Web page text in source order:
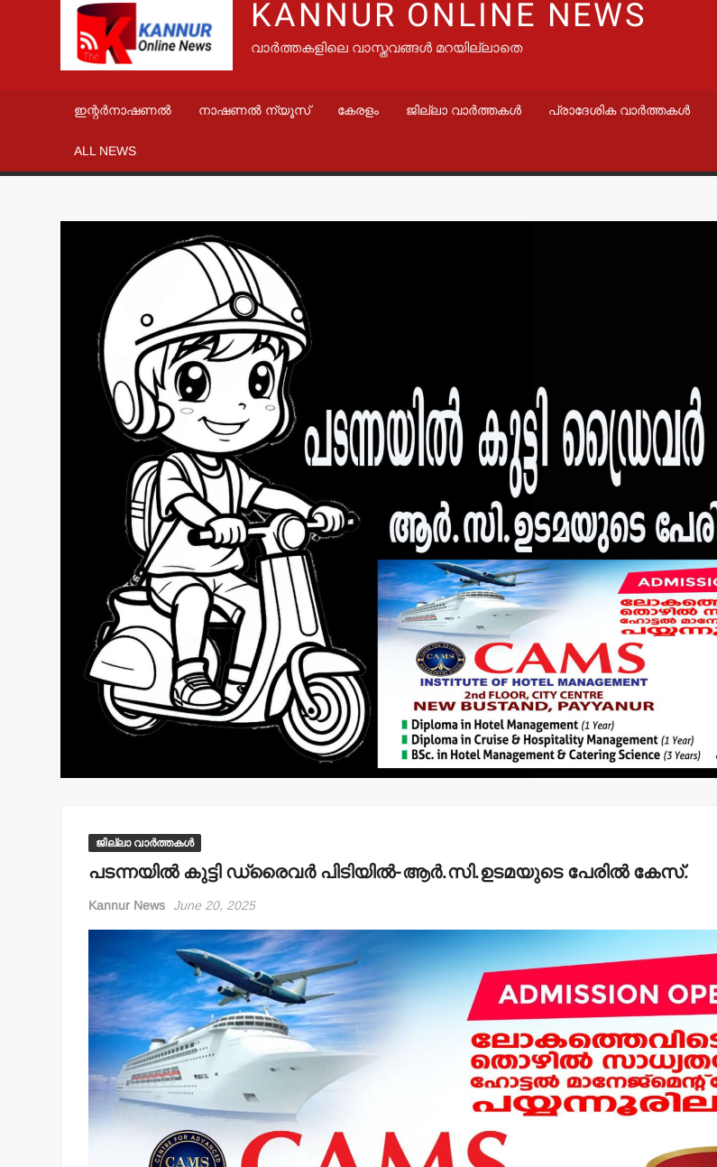
KANNUR ONLINE NEWS
വാർത്തകളിലെ വാസ്തവങ്ങൾ മറയില്ലാതെ
ഇന്റർനാഷണൽ നാഷണൽ ന്യൂസ് കേരളം ജില്ലാ വാർത്തകൾ പ്രാദേശിക വാർത്തകൾ
ALL NEWS
ജില്ലാ വാർത്തകൾ
പടന്നയില്‍ കുട്ടി ഡ്രൈവര്‍ പിടിയില്‍-ആര്‍.സി.ഉടമയുടെ പേരില്‍ കേസ്.
Kannur News June 20, 2025
വാർത്തകൾ
പിക്കപ്പ് വാന്‍ ഇടിച്ച്
സ്‌ക്കൂട്ടര്‍
യാത്രക്കാരിക്ക്
ഗുരുതരപരിക്ക്
admin3